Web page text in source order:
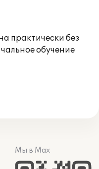
практически без
обучение
Мы в Max